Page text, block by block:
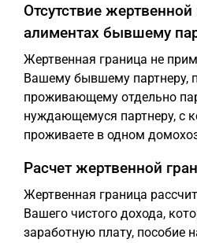
Отсутствие
алиментах бывшему
Жертвенная граница не
Вашему бывшему партнеру,
проживающему отдельно
нуждающемуся партнеру, с
проживаете в одном
Расчет жертвенной
Жертвенная граница
Вашего чистого дохода,
заработную плату, пособие